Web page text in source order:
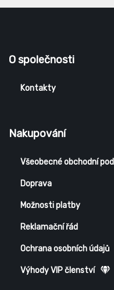
O společnosti
Kontakty
Nakupování
Všeobecné obchodní
Doprava
Možnosti platby
Reklamační řád
Ochrana osobních údajů
Výhody VIP členství